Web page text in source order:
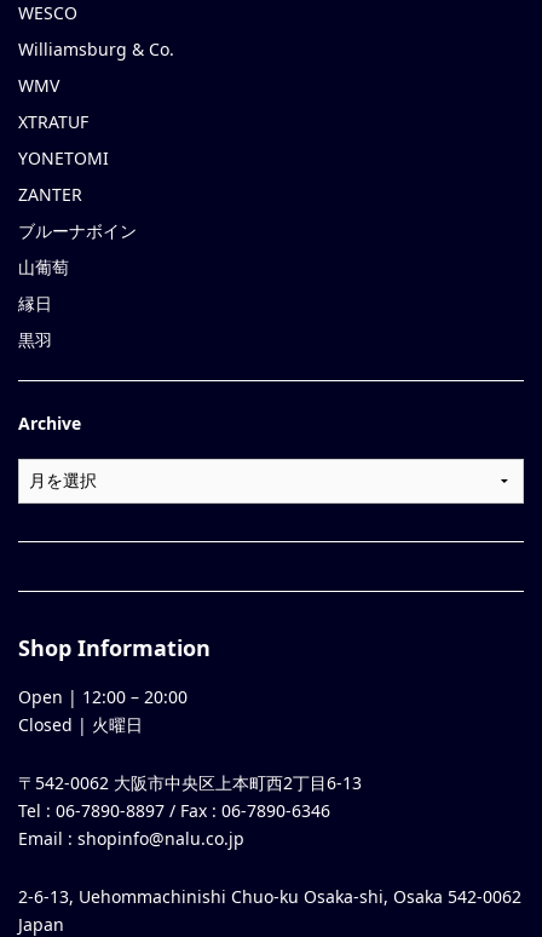
WESCO
Williamsburg & Co.
WMV
XTRATUF
YONETOMI
ZANTER
ブルーナボイン
山葡萄
縁日
黒羽
Archive
Shop Information
Open | 12:00 – 20:00
Closed | 火曜日
〒542-0062 大阪市中央区上本町西2丁目6-13
Tel : 06-7890-8897 / Fax : 06-7890-6346
Email : shopinfo@nalu.co.jp
2-6-13, Uehommachinishi Chuo-ku Osaka-shi, Osaka 542-0062
Japan